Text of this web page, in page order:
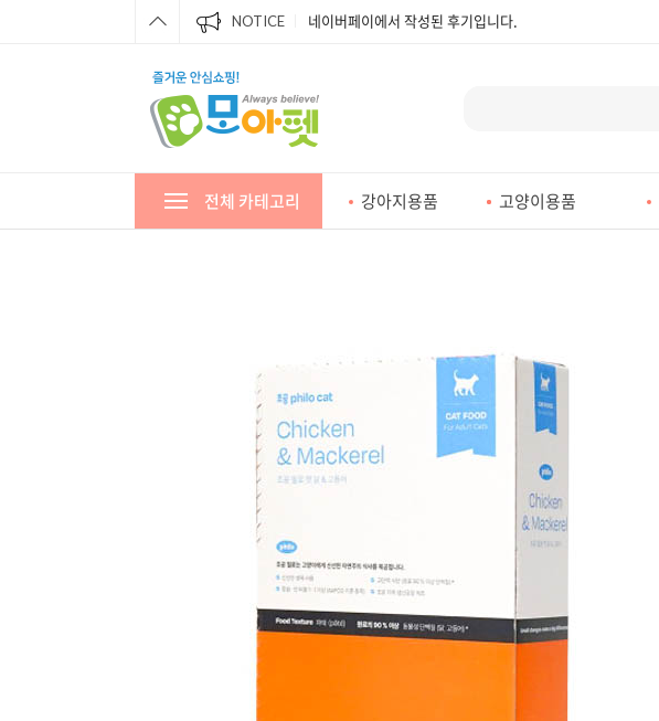
NOTICE
네이버페이에서 작성된 후기입니다.
네이버페이에서 작성된 후기입니다.
네이버페이에서 작성된 후기입니다.
네이버페이에서 작성된 후기입니다.
전체 카테고리 강아지용품 고양이용품